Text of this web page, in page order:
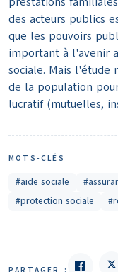
des acteurs publics
que les pouvoirs
important à l'avenir
sociale. Mais l'étude
de la population
lucratif (mutuelles,
MOTS-CLÉS
#aide sociale
#protection sociale